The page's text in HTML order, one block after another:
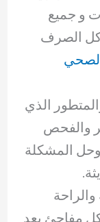
و جميع
الصرف
الذي
والفحص
المشكلة
مفاجئ بعد